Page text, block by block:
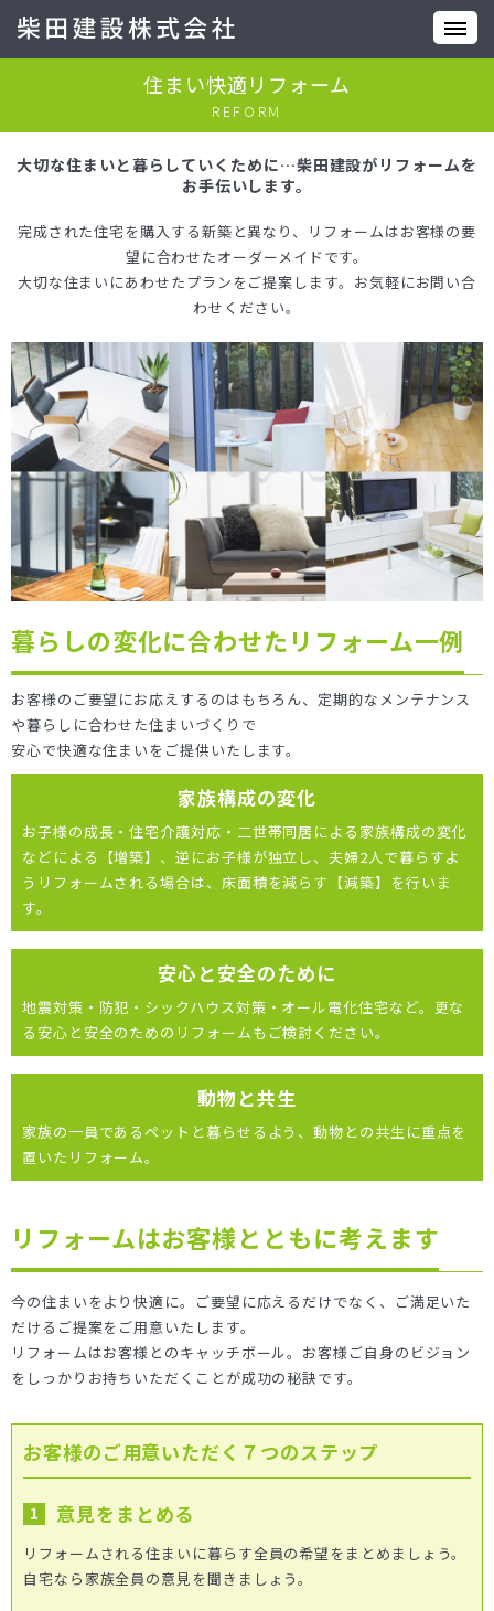
住まい快適リフォーム
REFORM
大切な住まいと暮らしていくために…柴田建設がリフォームを
お手伝いします。
完成された住宅を購入する新築と異なり、リフォームはお客様の要
望に合わせたオーダーメイドです。
大切な住まいにあわせたプランをご提案します。お気軽にお問い合
わせください。
暮らしの変化に合わせたリフォーム一例
お客様のご要望にお応えするのはもちろん、定期的なメンテナンス
や暮らしに合わせた住まいづくりで
安心で快適な住まいをご提供いたします。
家族構成の変化
お子様の成長・住宅介護対応・二世帯同居による家族構成の変化
などによる【増築】、逆にお子様が独立し、夫婦2人で暮らすよ
うリフォームされる場合は、床面積を減らす【減築】を行いま
す。
安心と安全のために
地震対策・防犯・シックハウス対策・オール電化住宅など。更な
る安心と安全のためのリフォームもご検討ください。
動物と共生
家族の一員であるペットと暮らせるよう、動物との共生に重点を
置いたリフォーム。
リフォームはお客様とともに考えます
今の住まいをより快適に。ご要望に応えるだけでなく、ご満足いた
だけるご提案をご用意いたします。
リフォームはお客様とのキャッチボール。お客様ご自身のビジョン
をしっかりお持ちいただくことが成功の秘訣です。
お客様のご用意いただく７つのステップ
意見をまとめる
リフォームされる住まいに暮らす全員の希望をまとめましょう。
自宅なら家族全員の意見を聞きましょう。